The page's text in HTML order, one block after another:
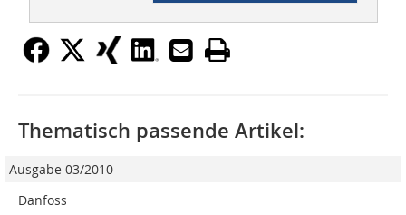
Thematisch passende Artikel:
Ausgabe 03/2010
Danfoss